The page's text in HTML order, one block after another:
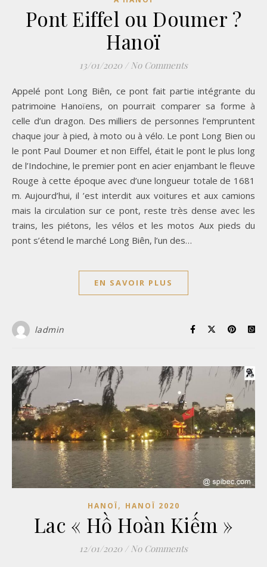
Pont Eiffel ou Doumer ?
Hanoï
13/01/2020 / No Comments
Appelé pont Long Biên, ce pont fait partie intégrante du
patrimoine Hanoïens, on pourrait comparer sa forme à
celle d’un dragon. Des milliers de personnes l’empruntent
chaque jour à pied, à moto ou à vélo. Le pont Long Bien ou
le pont Paul Doumer et non Eiffel, était le pont le plus long
de l’Indochine, le premier pont en acier enjambant le fleuve
Rouge à cette époque avec d’une longueur totale de 1681
m. Aujourd’hui, il ’est interdit aux voitures et aux camions
mais la circulation sur ce pont, reste très dense avec les
trains, les piétons, les vélos et les motos Aux pieds du
pont s’étend le marché Long Biên, l’un des…
EN SAVOIR PLUS
ladmin
HANOÏ, HANOÏ 2020
Lac « Hồ Hoàn Kiếm »
12/01/2020 / No Comments